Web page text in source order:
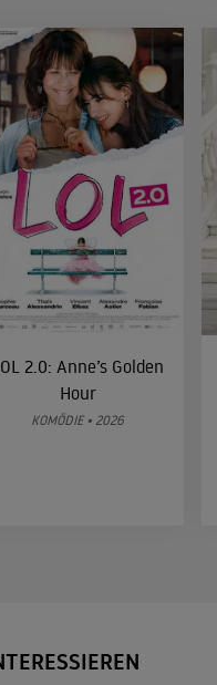
2.0: Anne’s Golden
Hour
KOMÖDIE • 2026